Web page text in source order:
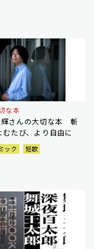
な本
輝さんの大切な本 斬
むたび、より自由に
ック 短歌